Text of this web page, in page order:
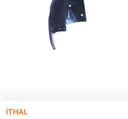
İTHAL